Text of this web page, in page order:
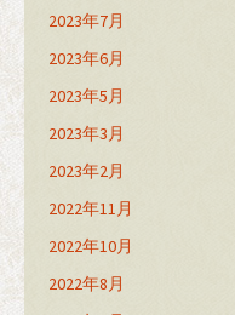
2023年7月
2023年6月
2023年5月
2023年3月
2023年2月
2022年11月
2022年10月
2022年8月